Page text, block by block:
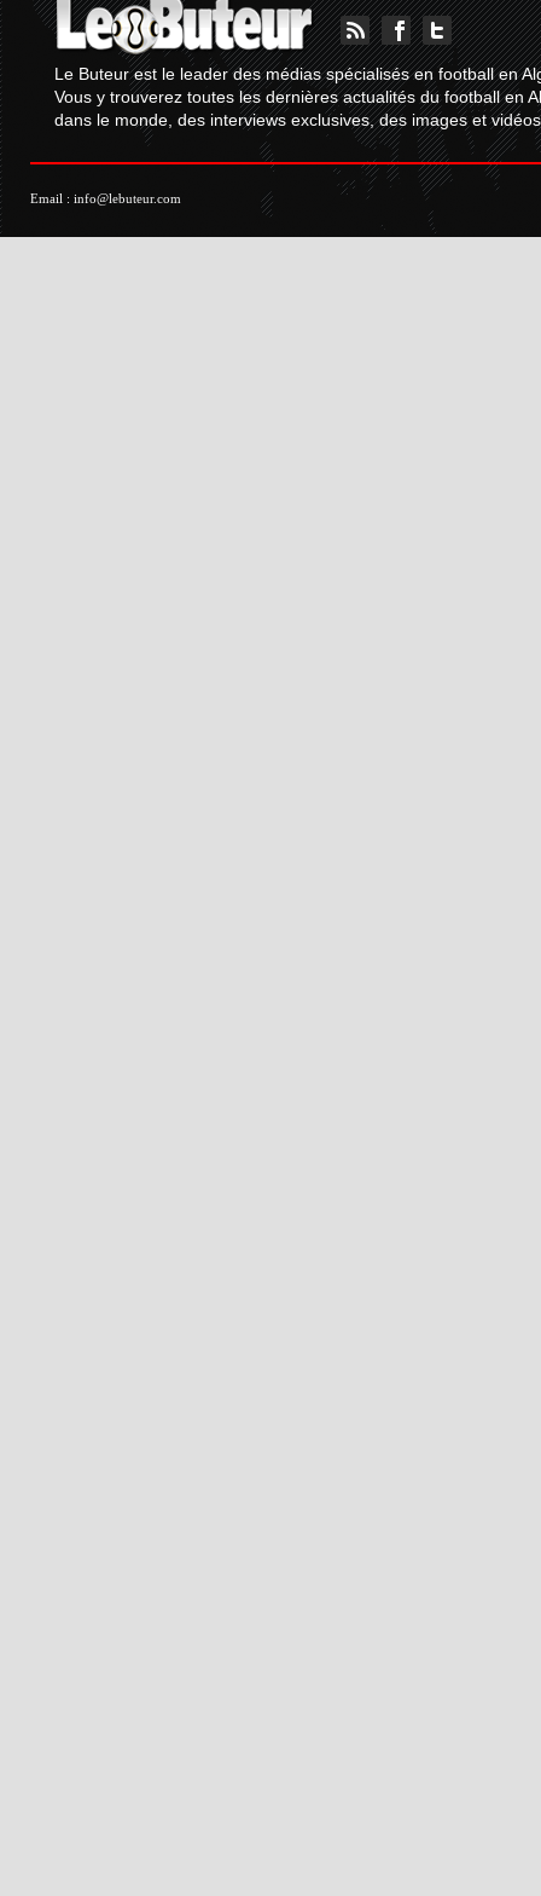
Le Buteur est le leader des médias spécialisés en football en
Vous y trouverez toutes les dernières actualités du football en
dans le monde, des interviews exclusives, des images et
Email : info@lebuteur.com